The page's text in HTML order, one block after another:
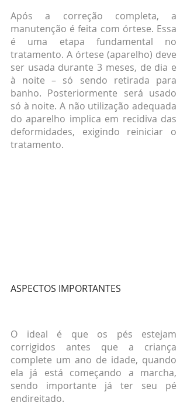
Após a correção completa, a
manutenção é feita com órtese. Essa
é uma etapa fundamental no
tratamento. A órtese (aparelho) deve
ser usada durante 3 meses, de dia e
à noite – só sendo retirada para
banho. Posteriormente será usado
só à noite. A não utilização adequada
do aparelho implica em recidiva das
deformidades, exigindo reiniciar o
tratamento.
ASPECTOS IMPORTANTES
O ideal é que os pés estejam
corrigidos antes que a criança
complete um ano de idade, quando
ela já está começando a marcha,
sendo importante já ter seu pé
endireitado.